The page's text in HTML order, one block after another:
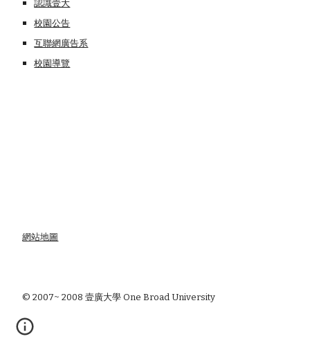
認識壹大
校園公告
互聯網廣告系
校園導覽
網站地圖
© 2007~ 2008 壹廣大學 One Broad University